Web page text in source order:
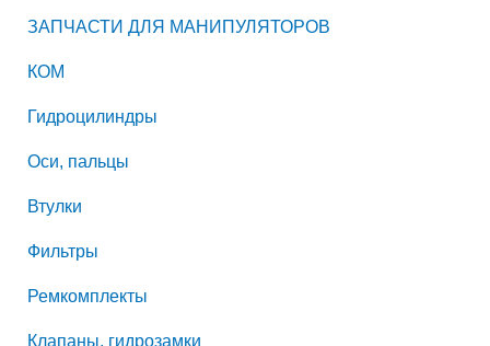
ЗАПЧАСТИ ДЛЯ МАНИПУЛЯТОРОВ
КОМ
Гидроцилиндры
Оси, пальцы
Втулки
Фильтры
Ремкомплекты
Клапаны, гидрозамки